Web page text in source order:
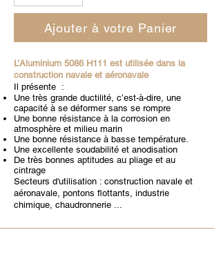
Ajouter à votre Panier
L’Aluminium 5086 H111 est utilisée dans la
construction navale et aéronavale
Il présente :
Une très grande ductilité, c’est-à-dire, une
capacité à se déformer sans se rompre
Une bonne résistance à la corrosion en
atmosphère et milieu marin
Une bonne résistance à basse température.
Une excellente soudabilité et anodisation
De très bonnes aptitudes au pliage et au
cintrage
Secteurs d'utilisation : construction navale et
aéronavale, pontons flottants, industrie
chimique, chaudronnerie ...